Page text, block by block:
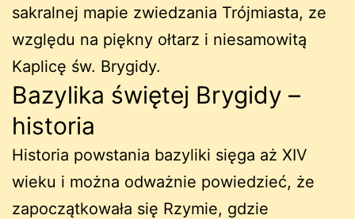
sakralnej mapie zwiedzania Trójmiasta, ze
względu na piękny ołtarz i niesamowitą
Kaplicę św. Brygidy.
Bazylika świętej Brygidy –
historia
Historia powstania bazyliki sięga aż XIV
wieku i można odważnie powiedzieć, że
zapoczątkowała się Rzymie, gdzie